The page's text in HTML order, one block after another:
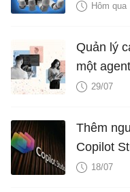
Hôm qua
Quản lý
một agent
29/07
Thêm
Copilot
18/07